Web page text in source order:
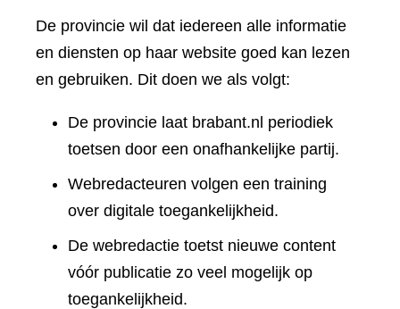
De provincie wil dat iedereen alle informatie
en diensten op haar website goed kan lezen
en gebruiken. Dit doen we als volgt:
De provincie laat brabant.nl periodiek
toetsen door een onafhankelijke partij.
Webredacteuren volgen een training
over digitale toegankelijkheid.
De webredactie toetst nieuwe content
vóór publicatie zo veel mogelijk op
toegankelijkheid.